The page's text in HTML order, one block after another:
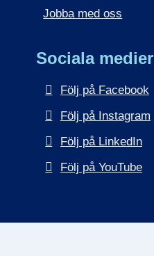
Jobba med oss
Sociala medier
Följ på Facebook
Följ på Instagram
Följ på LinkedIn
Följ på YouTube